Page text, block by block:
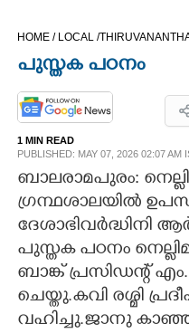
OPINION
PHOTOS
LIFESTYLE
SPIRITUAL
INFO+
HOME / LOCAL /
പുസ്തക പഠനം
1 MIN READ
PUBLISHED: MAY 07, 2026 02:07 AM
ബാലരാമപുരം:
ഗ്രന്ഥശാലയിൽ
ദേശാഭിവർദ്ധിനി
പുസ്തക പഠനം
ബാങ്ക് പ്രസിഡന്റ്
ചെയ്തു.കവി രശ്മി
വഹിച്ചു.ജാനു